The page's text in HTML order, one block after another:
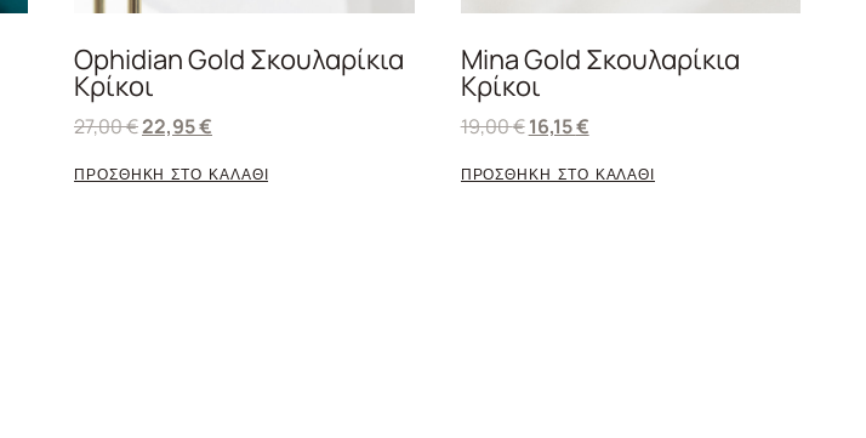
Ophidian Gold Σκουλαρίκια
Κρίκοι
27,00€22,95€
ΠΡΟΣΘΗΚΗ ΣΤΟ ΚΑΛΑΘΙ
Mina Gold Σκουλαρίκια
Κρίκοι
19,00€16,15€
ΠΡΟΣΘΗΚΗ ΣΤΟ ΚΑΛΑΘΙ